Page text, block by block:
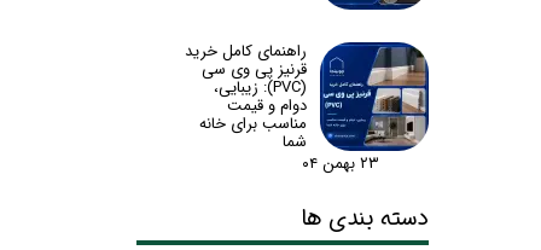
راهنمای کامل خرید
قرنیز پی وی سی
(PVC): زیبایی،
دوام و قیمت
مناسب برای خانه
شما
۲۳ بهمن ۰۴
دسته بندی ها